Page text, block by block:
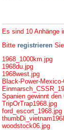
Es sind 10 Anhänge
Bitte registrieren
1968_1000km.jpg
1968du.jpg
1968west.jpg
Black-Power-
Spanien gewinnt
TripOrTrap1968.jpg
ford_escort_1968.jpg
woodstock06.jpg